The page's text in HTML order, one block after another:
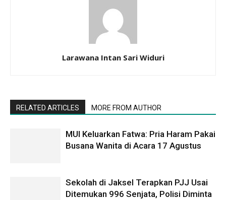
Larawana Intan Sari Widuri
RELATED ARTICLES MORE FROM AUTHOR
MUI Keluarkan Fatwa: Pria Haram Pakai
Busana Wanita di Acara 17 Agustus
Sekolah di Jaksel Terapkan PJJ Usai
Ditemukan 996 Senjata, Polisi Diminta